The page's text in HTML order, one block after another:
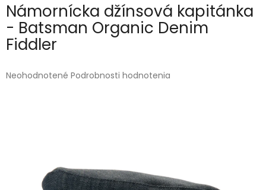
Námornícka džínsová kapitánka
- Batsman Organic Denim
Fiddler
Priemerné
Neohodnotené Podrobnosti hodnotenia